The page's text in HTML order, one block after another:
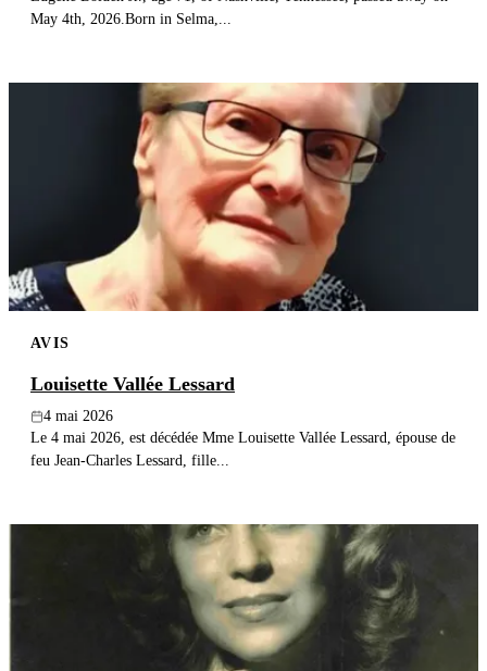
May 4th, 2026.Born in Selma,...
AVIS
Louisette Vallée Lessard
4 mai 2026
Le 4 mai 2026, est décédée Mme Louisette Vallée Lessard, épouse de
feu Jean-Charles Lessard, fille...